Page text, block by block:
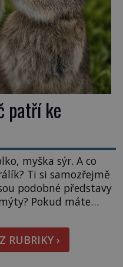
patří ke
myška sýr. A co
Ti si samozřejmě
podobné představy
Pokud máte
ji mít jen jako
RUBRIKY ›